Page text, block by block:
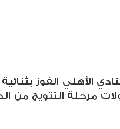
الأهلي الفوز
مرحلة التتويج من